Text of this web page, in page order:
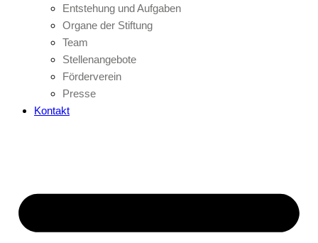
Entstehung und Aufgaben
Organe der Stiftung
Team
Stellenangebote
Förderverein
Presse
Kontakt